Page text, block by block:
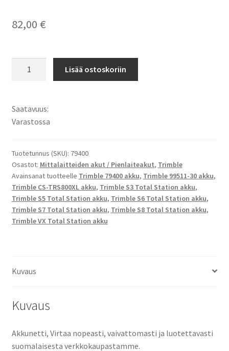
82,00 €
Total
Station,
Total
Station,
S6
Total
Station,
S7
Total
Total
SPS610
Total
Lisää ostoskoriin
Saatavuus:
Varastossa
Tuotetunnus (SKU): 79400
Osastot: Mittalaitteiden akut / Pienlaiteakut, Trimble
Avainsanat tuotteelle Trimble 79400 akku, Trimble 99511-30 akku,
Trimble CS-TRS800XL akku, Trimble S3 Total Station akku,
Trimble S5 Total Station akku, Trimble S6 Total Station akku,
Trimble S7 Total Station akku, Trimble S8 Total Station akku,
Trimble VX Total Station akku
Kuvaus
Kuvaus
Akkunetti, Virtaa nopeasti, vaivattomasti ja luotettavasti
suomalaisesta verkkokaupastamme.